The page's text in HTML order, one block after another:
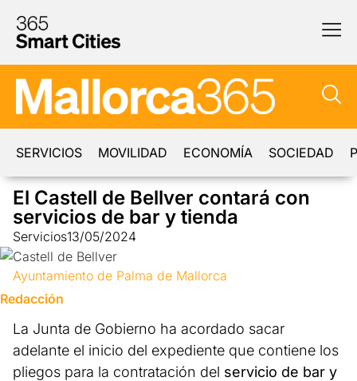
SERVICIOS MOVILIDAD ECONOMÍA SOCIEDAD
El Castell de Bellver contará con
servicios de bar y tienda
Servicios13/05/2024
Ayuntamiento de Palma de Mallorca
Redacción
La Junta de Gobierno ha acordado sacar
adelante el inicio del expediente que contiene los
pliegos para la contratación del servicio de bar y